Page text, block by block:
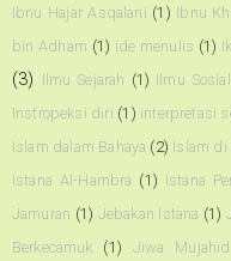
Ibnu Hajar Asqalani (1) Ibnu
bin Adham (1) ide menulis (1)
(3) Ilmu Sejarah (1) Ilmu Sosial
Instropeksi diri (1) interpretasi
Islam dalam Bahaya (2) Islam di
Istana Al-Hambra (1) Istana
Jamuran (1) Jebakan Istana (1)
Berkecamuk
(1) Jiwa Mujahid